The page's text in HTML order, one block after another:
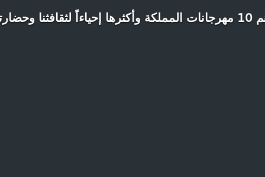
إحياءاً لثقافثنا وحضارتنا